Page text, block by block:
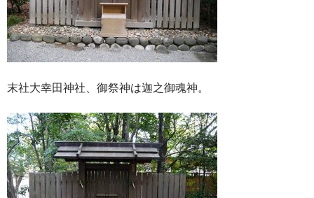
末社大幸田神社、御祭神は迦之御魂神。